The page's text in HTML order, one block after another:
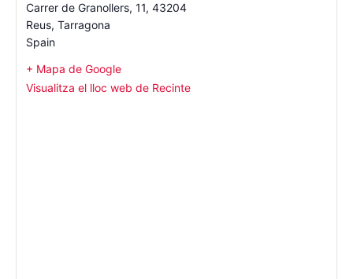
Carrer de Granollers, 11, 43204
Reus, Tarragona
Spain
+ Mapa de Google
Visualitza el lloc web de Recinte